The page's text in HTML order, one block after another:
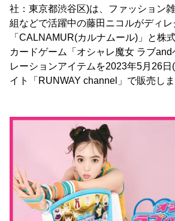
社：東京都渋谷区)は、ファッション
組などで活躍中の藤田ニコルがディレ
「CALNAMUR(カルナムール)」と株
カードゲーム「オシャレ魔女 ラブ
レーションアイテムを2023年5月26
イト「RUNWAY channel」で販売しま